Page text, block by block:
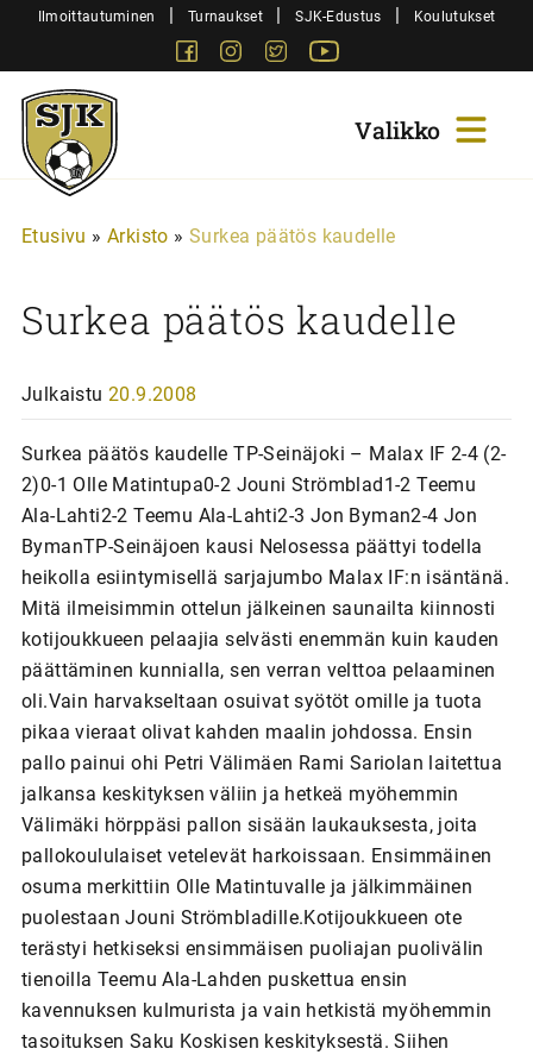
SiirryIlmoittautuminen | Turnaukset | SJK-Edustus | Koulutukset
FacebookInstagram
Twitter
Sjk-
Juniorit
Etusivu » Arkisto » Surkea päätös kaudelle
Surkea päätös kaudelle
Julkaistu 20.9.2008
Surkea päätös kaudelle TP-Seinäjoki – Malax IF 2-4 (2-
2)0-1 Olle Matintupa0-2 Jouni Strömblad1-2 Teemu
Ala-Lahti2-2 Teemu Ala-Lahti2-3 Jon Byman2-4 Jon
BymanTP-Seinäjoen kausi Nelosessa päättyi todella
heikolla esiintymisellä sarjajumbo Malax IF:n isäntänä.
Mitä ilmeisimmin ottelun jälkeinen saunailta kiinnosti
kotijoukkueen pelaajia selvästi enemmän kuin kauden
päättäminen kunnialla, sen verran velttoa pelaaminen
oli.Vain harvakseltaan osuivat syötöt omille ja tuota
pikaa vieraat olivat kahden maalin johdossa. Ensin
pallo painui ohi Petri Välimäen Rami Sariolan laitettua
jalkansa keskityksen väliin ja hetkeä myöhemmin
Välimäki hörppäsi pallon sisään laukauksesta, joita
pallokoululaiset vetelevät harkoissaan. Ensimmäinen
osuma merkittiin Olle Matintuvalle ja jälkimmäinen
puolestaan Jouni Strömbladille.Kotijoukkueen ote
terästyi hetkiseksi ensimmäisen puoliajan puolivälin
tienoilla Teemu Ala-Lahden puskettua ensin
kavennuksen kulmurista ja vain hetkistä myöhemmin
tasoituksen Saku Koskisen keskityksestä. Siihen